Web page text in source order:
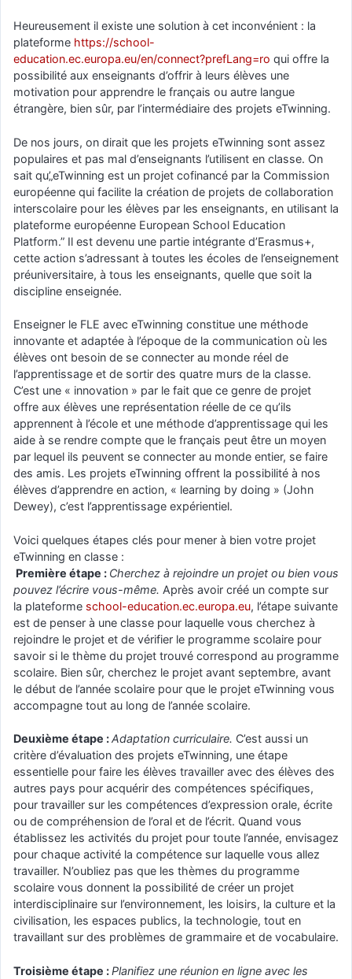
Heureusement il existe une solution à cet inconvénient : la
plateforme https://school-
education.ec.europa.eu/en/connect?prefLang=ro qui offre la
possibilité aux enseignants d’offrir à leurs élèves une
motivation pour apprendre le français ou autre langue
étrangère, bien sûr, par l’intermédiaire des projets eTwinning.
De nos jours, on dirait que les projets eTwinning sont assez
populaires et pas mal d’enseignants l’utilisent en classe. On
sait qu’„eTwinning est un projet cofinancé par la Commission
européenne qui facilite la création de projets de collaboration
interscolaire pour les élèves par les enseignants, en utilisant la
plateforme européenne European School Education
Platform.” Il est devenu une partie intégrante d’Erasmus+,
cette action s’adressant à toutes les écoles de l’enseignement
préuniversitaire, à tous les enseignants, quelle que soit la
discipline enseignée.
Enseigner le FLE avec eTwinning constitue une méthode
innovante et adaptée à l’époque de la communication où les
élèves ont besoin de se connecter au monde réel de
l’apprentissage et de sortir des quatre murs de la classe.
C’est une « innovation » par le fait que ce genre de projet
offre aux élèves une représentation réelle de ce qu’ils
apprennent à l’école et une méthode d’apprentissage qui les
aide à se rendre compte que le français peut être un moyen
par lequel ils peuvent se connecter au monde entier, se faire
des amis. Les projets eTwinning offrent la possibilité à nos
élèves d’apprendre en action, « learning by doing » (John
Dewey), c’est l’apprentissage expérientiel.
Voici quelques étapes clés pour mener à bien votre projet
eTwinning en classe :
Première étape : Cherchez à rejoindre un projet ou bien vous
pouvez l’écrire vous-même. Après avoir créé un compte sur
la plateforme school-education.ec.europa.eu, l’étape suivante
est de penser à une classe pour laquelle vous cherchez à
rejoindre le projet et de vérifier le programme scolaire pour
savoir si le thème du projet trouvé correspond au programme
scolaire. Bien sûr, cherchez le projet avant septembre, avant
le début de l’année scolaire pour que le projet eTwinning vous
accompagne tout au long de l’année scolaire.
Deuxième étape :Adaptation curriculaire. C’est aussi un
critère d’évaluation des projets eTwinning, une étape
essentielle pour faire les élèves travailler avec des élèves des
autres pays pour acquérir des compétences spécifiques,
pour travailler sur les compétences d’expression orale, écrite
ou de compréhension de l’oral et de l’écrit. Quand vous
établissez les activités du projet pour toute l’année, envisagez
pour chaque activité la compétence sur laquelle vous allez
travailler. N’oubliez pas que les thèmes du programme
scolaire vous donnent la possibilité de créer un projet
interdisciplinaire sur l’environnement, les loisirs, la culture et la
civilisation, les espaces publics, la technologie, tout en
travaillant sur des problèmes de grammaire et de vocabulaire.
Troisième étape :Planifiez une réunion en ligne avec les